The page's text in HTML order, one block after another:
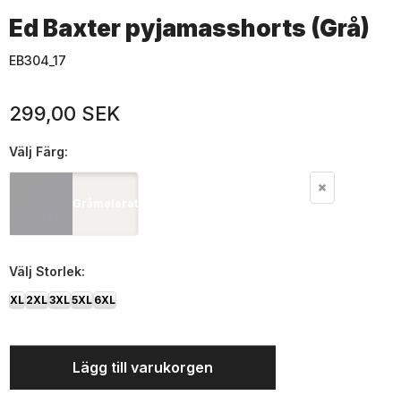
Ed Baxter pyjamasshorts (Grå)
EB304_17
299,00 SEK
Välj Färg:
Gråmelerat
Välj Storlek:
XL 2XL3XL5XL 6XL
Lägg till varukorgen